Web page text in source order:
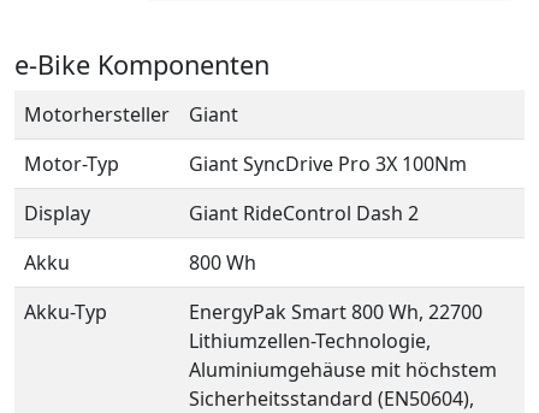
e-Bike Komponenten
Motorhersteller
Giant
Motor-Typ
Giant SyncDrive Pro 3X 100Nm
Display
Giant RideControl Dash 2
Akku
800 Wh
Akku-Typ
EnergyPak Smart 800 Wh, 22700
Lithiumzellen-Technologie,
Aluminiumgehäuse mit höchstem
Sicherheitsstandard (EN50604),